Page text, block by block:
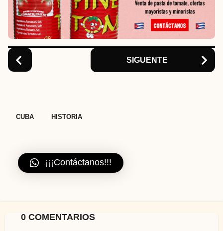
o
n
SIGUENTE
CUBA HISTORIA
¡¡¡Contáctanos!!!
0 COMENTARIOS